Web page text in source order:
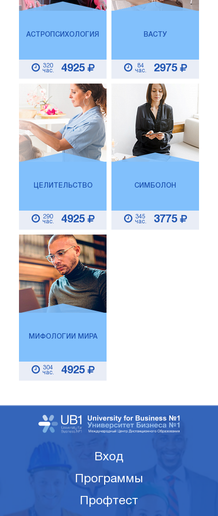
АСТРОПСИХОЛОГИЯ
320
час.
4925
ВАСТУ
84
час.
2975
ЦЕЛИТЕЛЬСТВО
290
час.
4925
СИМБОЛОН
345
час.
3775
МИФОЛОГИИ МИРА
304
час.
4925
Вход
Программы
Профтест